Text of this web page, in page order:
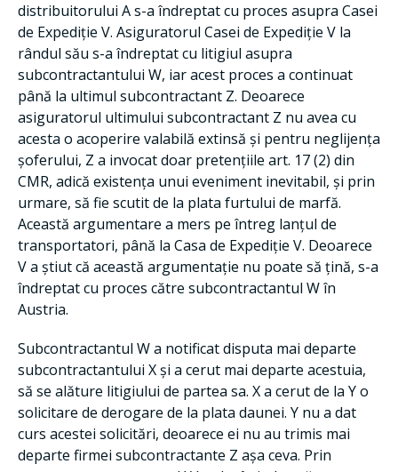
distribuitorului A s-a îndreptat cu proces asupra Casei
de Expediție V. Asiguratorul Casei de Expediție V la
rândul său s-a îndreptat cu litigiul asupra
subcontractantului W, iar acest proces a continuat
până la ultimul subcontractant Z. Deoarece
asiguratorul ultimului subcontractant Z nu avea cu
acesta o acoperire valabilă extinsă și pentru neglijența
șoferului, Z a invocat doar pretențiile art. 17 (2) din
CMR, adică existența unui eveniment inevitabil, și prin
urmare, să fie scutit de la plata furtului de marfă.
Această argumentare a mers pe întreg lanțul de
transportatori, până la Casa de Expediție V. Deoarece
V a știut că această argumentație nu poate să țină, s-a
îndreptat cu proces către subcontractantul W în
Austria.
Subcontractantul W a notificat disputa mai departe
subcontractantului X și a cerut mai departe acestuia,
să se alăture litigiului de partea sa. X a cerut de la Y o
solicitare de derogare de la plata daunei. Y nu a dat
curs acestei solicitări, deoarece ei nu au trimis mai
departe firmei subcontractante Z așa ceva. Prin